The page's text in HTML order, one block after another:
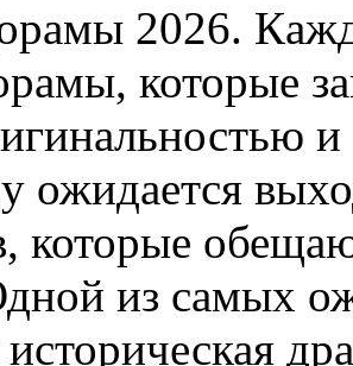
2026.
которые
ожидается
которые
из самых
историческая